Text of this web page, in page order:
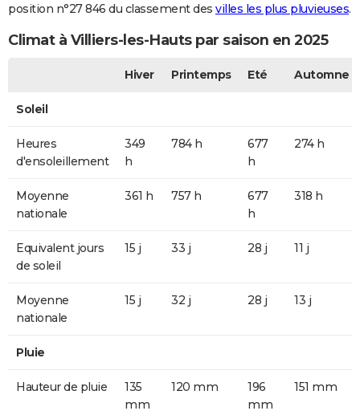
position n°27 846 du classement des villes les plus pluvieuses.
Climat à Villiers-les-Hauts par saison en 2025
Hiver Printemps Eté Automne
Soleil
Heures
d'ensoleillement
349
h
784 h
677
h
274 h
Moyenne
nationale
361 h 757 h
677
h
318 h
Equivalent jours
de soleil
15 j 33 j 28 j 11 j
Moyenne
nationale
15 j 32 j 28 j 13 j
Pluie
Hauteur de pluie
135
mm
120 mm
196
mm
151 mm